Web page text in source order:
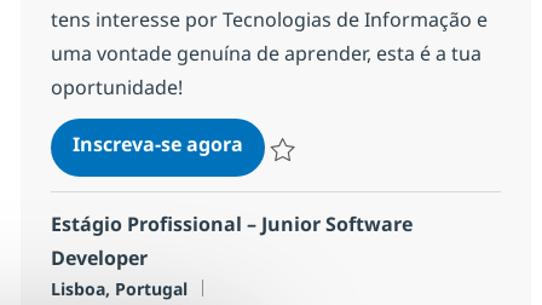
tens interesse por Tecnologias de Informação e
uma vontade genuína de aprender, esta é a tua
oportunidade!
Inscreva-se agoraConsultor Júnior - Braga
Estágio Profissional – Junior Software
Developer
Localização
Lisboa, Portugal